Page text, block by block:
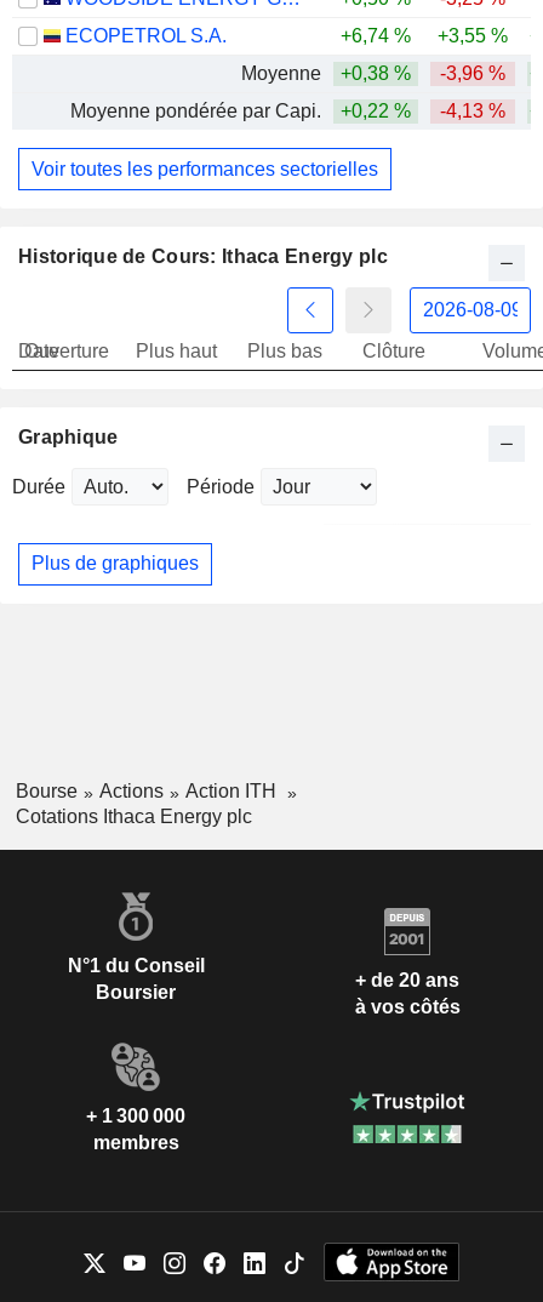
ECOPETROL S.A.
+6,74 % +3,55 %
Moyenne
+0,38 % -3,96 %
Moyenne pondérée par Capi.
+0,22 % -4,13 %
Voir toutes les performances sectorielles
Historique de Cours: Ithaca Energy plc
Date
Ouverture Plus haut Plus bas Clôture
Graphique
Durée Période
Plus de graphiques
Bourse Actions
Action ITH
Cotations Ithaca Energy plc
N°1 du Conseil
Boursier
+ de 20 ans
à vos côtés
+ 1 300 000
membres